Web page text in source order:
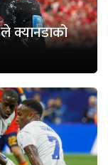
क्यानडाको